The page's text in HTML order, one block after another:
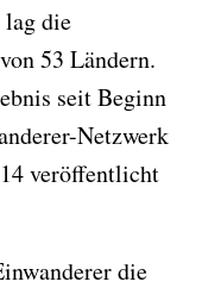
lag die
53 Ländern.
seit Beginn
Netzwerk
veröffentlicht
die